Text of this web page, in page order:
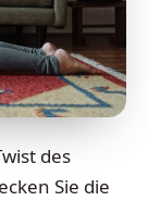
des
Sie die